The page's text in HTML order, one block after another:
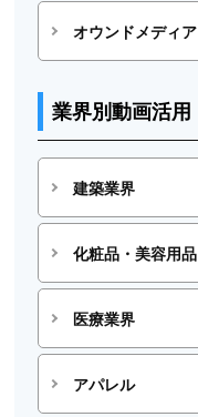
オウンドメディア
業界別動画活用
建築業界
化粧品・美容用品
医療業界
アパレル